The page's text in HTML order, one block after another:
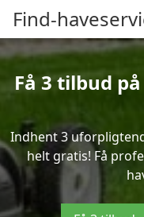
Find-
Få 3 tilbud
Indhent 3
helt gratis! Få